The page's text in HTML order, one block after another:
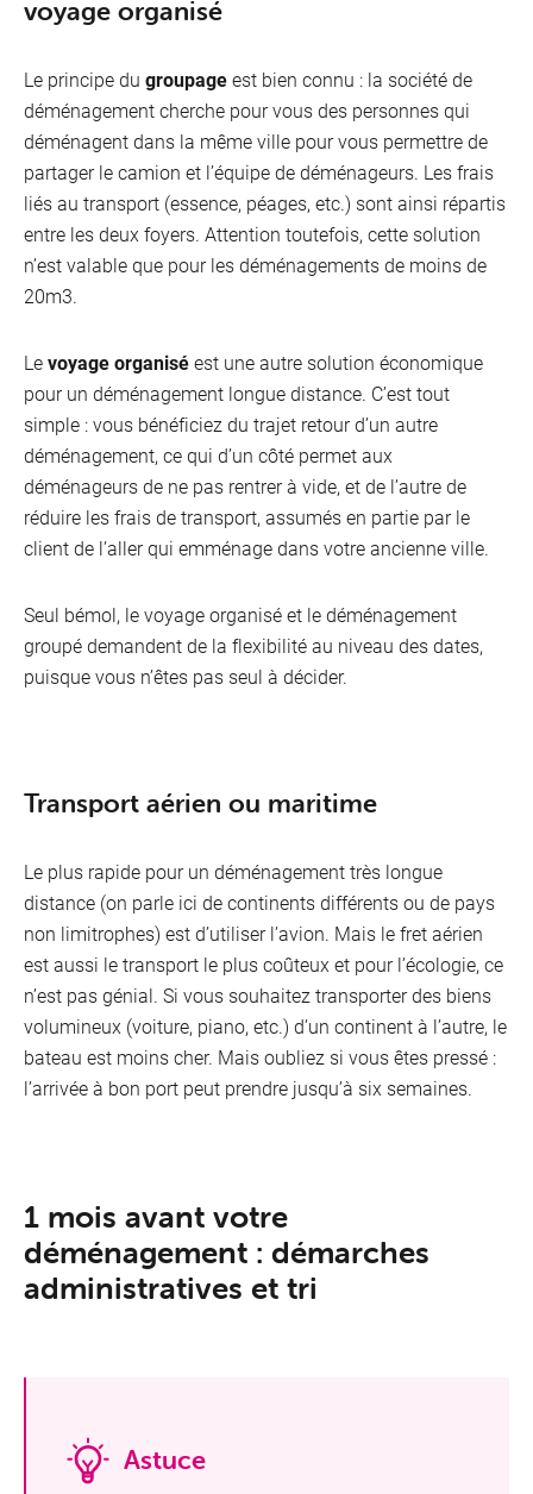
voyage organisé
Le principe du groupageest bien connu : la société de
déménagement cherche pour vous des personnes qui
déménagent dans la même ville pour vous permettre de
partager le camion et l’équipe de déménageurs. Les frais
liés au transport (essence, péages, etc.) sont ainsi répartis
entre les deux foyers. Attention toutefois, cette solution
n’est valable que pour les déménagements de moins de
20m3.
Levoyage organiséest une autre solution économique
pour un déménagement longue distance. C’est tout
simple : vous bénéficiez du trajet retour d’un autre
déménagement, ce qui d’un côté permet aux
déménageurs de ne pas rentrer à vide, et de l’autre de
réduire les frais de transport, assumés en partie par le
client de l’aller qui emménage dans votre ancienne ville.
Seul bémol, le voyage organisé et le déménagement
groupé demandent de la flexibilité au niveau des dates,
puisque vous n’êtes pas seul à décider.
Transport aérien ou maritime
Le plus rapide pour un déménagement très longue
distance (on parle ici de continents différents ou de pays
non limitrophes) est d’utiliser l’avion. Mais le fret aérien
est aussi le transport le plus coûteux et pour l’écologie, ce
n’est pas génial. Si vous souhaitez transporter des biens
volumineux (voiture, piano, etc.) d’un continent à l’autre, le
bateau est moins cher. Mais oubliez si vous êtes pressé :
l’arrivée à bon port peut prendre jusqu’à six semaines.
1 mois avant votre
déménagement : démarches
administratives et tri
Astuce